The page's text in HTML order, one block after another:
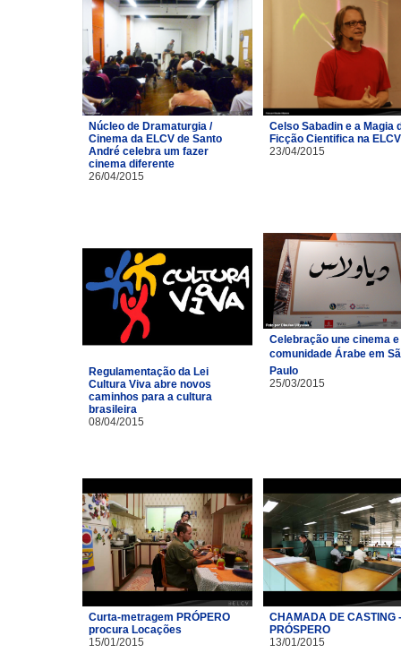
Núcleo de Dramaturgia /
Cinema da ELCV de Santo
André celebra um fazer
cinema diferente
26/04/2015
Celso Sabadin e a Magia
Ficção Cientifica na ELCV
23/04/2015
Regulamentação da Lei
Cultura Viva abre novos
caminhos para a cultura
brasileira
08/04/2015
Celebração une cinema e
comunidade Árabe em
Paulo
25/03/2015
Curta-metragem PRÓPERO
procura Locações
15/01/2015
CHAMADA DE CASTING -
PRÓSPERO
13/01/2015